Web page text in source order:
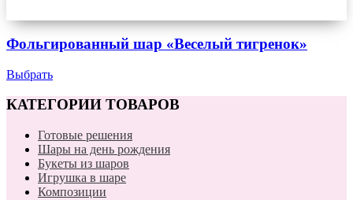
Фольгированный шар «Веселый тигренок»
Выбрать
КАТЕГОРИИ ТОВАРОВ
Готовые решения
Шары на день рождения
Букеты из шаров
Игрушка в шаре
Композиции